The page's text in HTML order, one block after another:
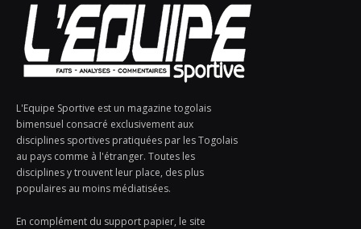
L'Equipe Sportive est un magazine togolais
bimensuel consacré exclusivement aux
disciplines sportives pratiquées par les Togolais
au pays comme à l'étranger. Toutes les
disciplines y trouvent leur place, des plus
populaires au moins médiatisées.
En complément du support papier, le site